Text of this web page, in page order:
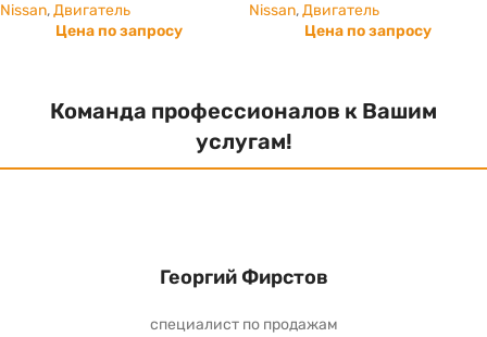
Nissan,Двигатель
Цена по запросу
Nissan,Двигатель
Цена по запросу
Команда профессионалов к Вашим
услугам!
Георгий Фирстов
специалист по продажам